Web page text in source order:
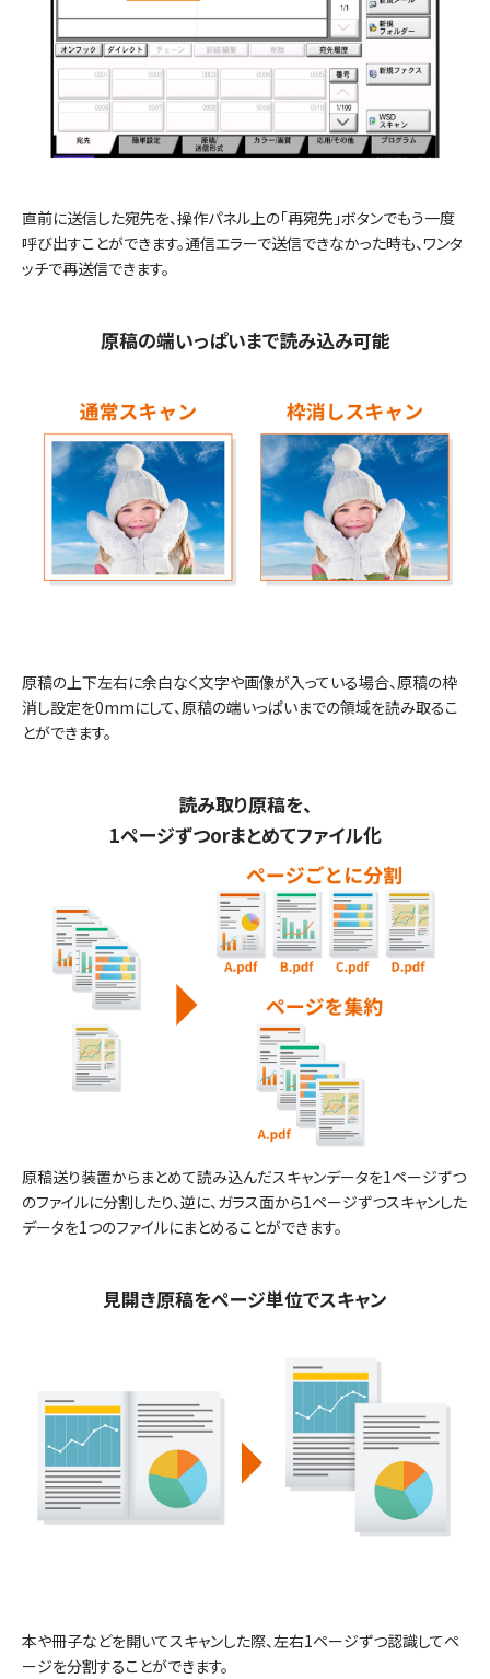
直前に送信した宛先を、操作パネル上の「再宛先」ボタンでもう一度
呼び出すことができます。通信エラーで送信できなかった時も、ワンタ
ッチで再送信できます。
原稿の端いっぱいまで読み込み可能
原稿の上下左右に余白なく文字や画像が入っている場合、原稿の枠
消し設定を0mmにして、原稿の端いっぱいまでの領域を読み取るこ
とができます。
読み取り原稿を、
1ページずつorまとめてファイル化
原稿送り装置からまとめて読み込んだスキャンデータを1ページずつ
のファイルに分割したり、逆に、ガラス面から1ページずつスキャンした
データを1つのファイルにまとめることができます。
見開き原稿をページ単位でスキャン
本や冊子などを開いてスキャンした際、左右1ページずつ認識してペ
ージを分割することができます。